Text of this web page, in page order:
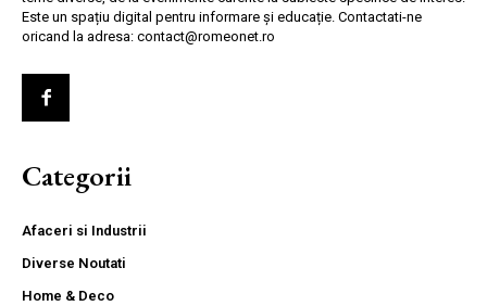
Este un spațiu digital pentru informare și educație. Contactati-ne
oricand la adresa: contact@romeonet.ro
Categorii
Afaceri si Industrii
Diverse Noutati
Home & Deco